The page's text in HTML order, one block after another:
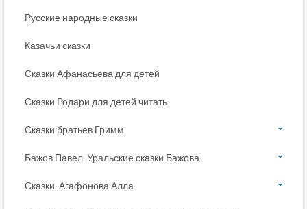
Русские народные сказки
Казачьи сказки
Сказки Афанасьева для детей
Сказки Родари для детей читать
Сказки братьев Гримм
Бажов Павел. Уральские сказки Бажова
Сказки. Агафонова Алла